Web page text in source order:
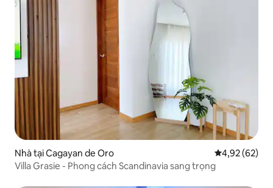
Nhà tại Cagayan de Oro Xếp hạng
4,92 (62)
Villa Grasie - Phong cách Scandinavia sang trọng